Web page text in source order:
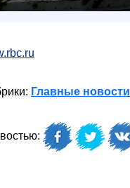
Главные новости